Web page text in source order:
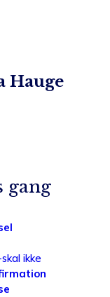
Hauge
gang
ikke